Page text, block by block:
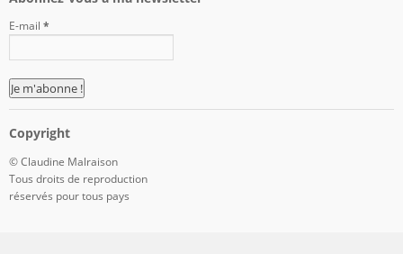
E-mail *
Copyright
© Claudine Malraison
Tous droits de reproduction
réservés pour tous pays